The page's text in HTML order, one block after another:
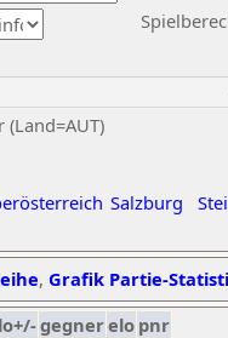
Salzburg
, Grafik Partie-
gegnerelo pnr